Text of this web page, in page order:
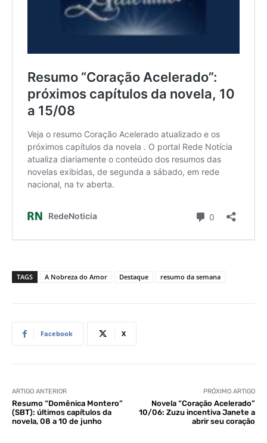
TAGS A Nobreza do Amor Destaque resumo da semana
Facebook X
ARTIGO ANTERIOR
Resumo “Domênica Montero”
(SBT): últimos capítulos da
novela, 08 a 10 de junho
PRÓXIMO ARTIGO
Novela “Coração Acelerado”
10/06: Zuzu incentiva Janete a
abrir seu coração